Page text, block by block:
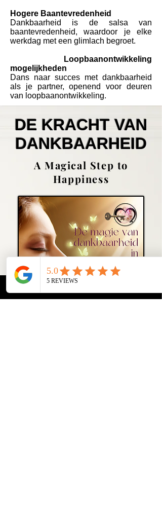
Hogere Baantevredenheid
Dankbaarheid is de salsa van
baantevredenheid, waardoor je elke
werkdag met een glimlach begroet.
Loopbaanontwikkeling
mogelijkheden
Dans naar succes met dankbaarheid
als je partner, openend voor deuren
van loopbaanontwikkeling.
DE KRACHT VAN
DANKBAARHEID
A Magical Step to
Happiness